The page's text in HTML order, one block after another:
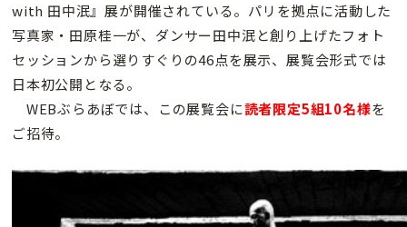
with 田中泯』展が開催されている。パリを拠点に活動した
写真家・田原桂一が、ダンサー田中泯と創り上げたフォト
セッションから選りすぐりの46点を展示、展覧会形式では
日本初公開となる。
WEBぶらあぼでは、この展覧会に読者限定5組10名様を
ご招待。